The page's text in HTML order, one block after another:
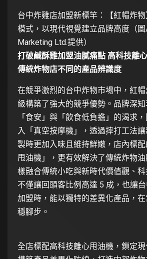
台中炸雞店加盟新標竿：【紅帽炸
模式，以現代視覺建立品牌高度（
Marketing Ltd.提供）
打破鹹酥雞加盟油膩痛點 高科技離
傳統炸物店不同的產品辨識度
在競爭激烈的台中炸物市場中，紅
級構築了強大的競爭優勢。品牌深
「食安」與「飲食低負擔」的渴求
入「真空按摩機」，透過摔打工法
製時更加入味且維持鮮嫩，店內標
甩油機」，更有效解決了傳統炸物
樣融合傳統小吃與新時代價值觀、科
不僅讓回頭客比例高達 5 成，也讓
加盟時，能以獨特的差異化產品，
穩腳步。
全店標配高科技離心甩油機，鎖定